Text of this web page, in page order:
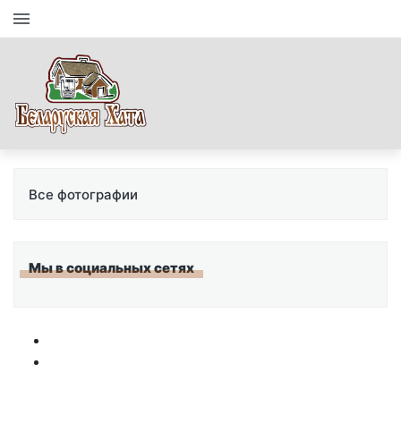
Все фотографии
Мы в социальных сетях